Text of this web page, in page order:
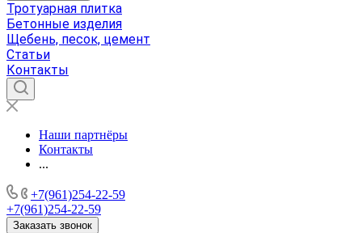
Тротуарная плитка
Бетонные изделия
Щебень, песок, цемент
Статьи
Контакты
Наши партнёры
Контакты
...
+7(961)254-22-59
+7(961)254-22-59
Заказать звонок